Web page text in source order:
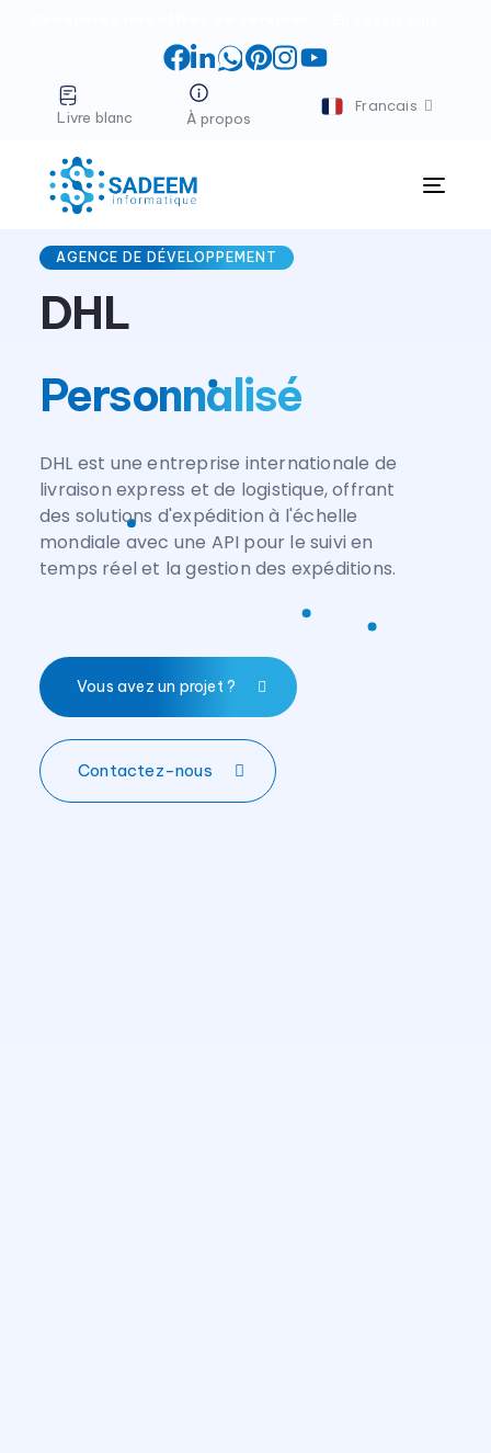
Facebook
LinkedIn
WhatsApp
Pinterest
Instagram
YouTube
Livre blanc À propos
Francais
Menu
AGENCE DE DÉVELOPPEMENT
DHL
Personnalisé
DHL est une entreprise internationale de
livraison express et de logistique, offrant
des solutions d'expédition à l'échelle
mondiale avec une API pour le suivi en
temps réel et la gestion des expéditions.
Vous avez un projet ?
Contactez-nous